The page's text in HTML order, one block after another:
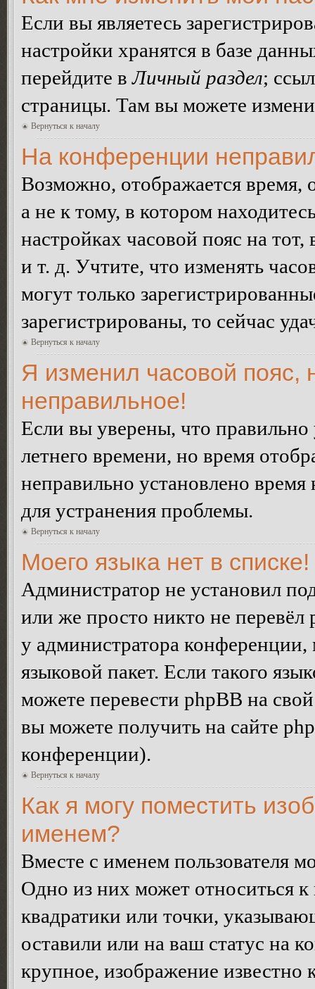
Если вы являетесь
настройки хранятся в базе
перейдите вЛичный раздел;
страницы. Там вы можете
Вернуться к началу
На конференции
Возможно, отображается время,
а не к тому, в котором
настройках часовой пояс на
и т. д. Учтите, что изменять
могут только
зарегистрированы, то сейчас
Вернуться к началу
Я изменил часовой пояс,
неправильное!
Если вы уверены, что правильно
летнего времени, но время
неправильно установлено
для устранения проблемы.
Вернуться к началу
Моего языка нет в списке!
Администратор не установил
или же просто никто не
у администратора
языковой пакет. Если такого
можете перевести phpBB на
вы можете получить на сайте
конференции).
Вернуться к началу
Как я могу поместить
именем?
Вместе с именем пользователя
Одно из них может относиться
квадратики или точки,
оставили или на ваш статус на
крупное, изображение известно